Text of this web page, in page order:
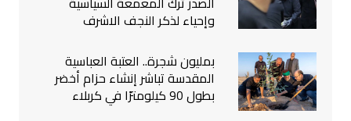
وإحياء لذكر النجف الاشرف
بمليون شجرة.. العتبة العباسية
المقدسة تباشر إنشاء حزام أخضر
بطول 90 كيلومترًا في كربلاء